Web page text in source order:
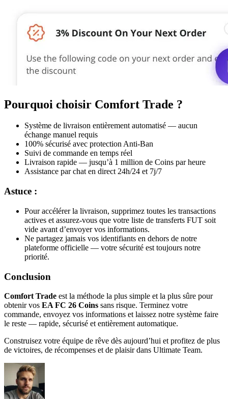
Pourquoi choisir Comfort Trade ?
Système de livraison entièrement automatisé — aucun
échange manuel requis
100% sécurisé avec protection Anti-Ban
Suivi de commande en temps réel
Livraison rapide — jusqu’à 1 million de Coins par heure
Assistance par chat en direct 24h/24 et 7j/7
Astuce :
Pour accélérer la livraison, supprimez toutes les transactions
actives et assurez-vous que votre liste de transferts FUT soit
vide avant d’envoyer vos informations.
Ne partagez jamais vos identifiants en dehors de notre
plateforme officielle — votre sécurité est toujours notre
priorité.
Conclusion
Comfort Trade est la méthode la plus simple et la plus sûre pour
obtenir vos EA FC 26 Coins sans risque. Terminez votre
commande, envoyez vos informations et laissez notre système faire
le reste — rapide, sécurisé et entièrement automatique.
Construisez votre équipe de rêve dès aujourd’hui et profitez de plus
de victoires, de récompenses et de plaisir dans Ultimate Team.